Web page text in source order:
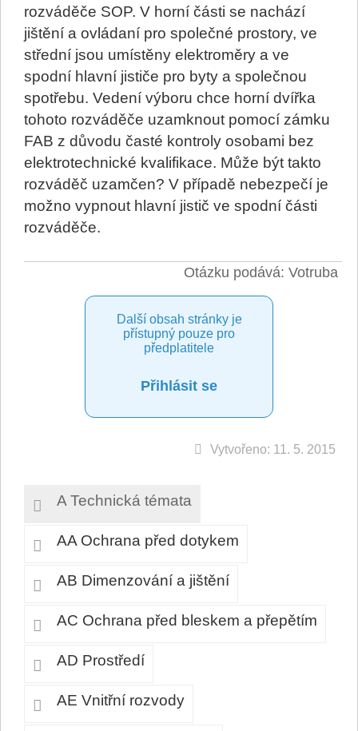
rozváděče SOP. V horní části se nachází
jištění a ovládaní pro společné prostory, ve
střední jsou umístěny elektroměry a ve
spodní hlavní jističe pro byty a společnou
spotřebu. Vedení výboru chce horní dvířka
tohoto rozváděče uzamknout pomocí zámku
FAB z důvodu časté kontroly osobami bez
elektrotechnické kvalifikace. Může být takto
rozváděč uzamčen? V případě nebezpečí je
možno vypnout hlavní jistič ve spodní části
rozváděče.
Otázku podává: Votruba
Další obsah stránky je
přístupný pouze pro
předplatitele
Přihlásit se
Vytvořeno: 11. 5. 2015
A Technická témata
AA Ochrana před dotykem
AB Dimenzování a jištění
AC Ochrana před bleskem a přepětím
AD Prostředí
AE Vnitřní rozvody